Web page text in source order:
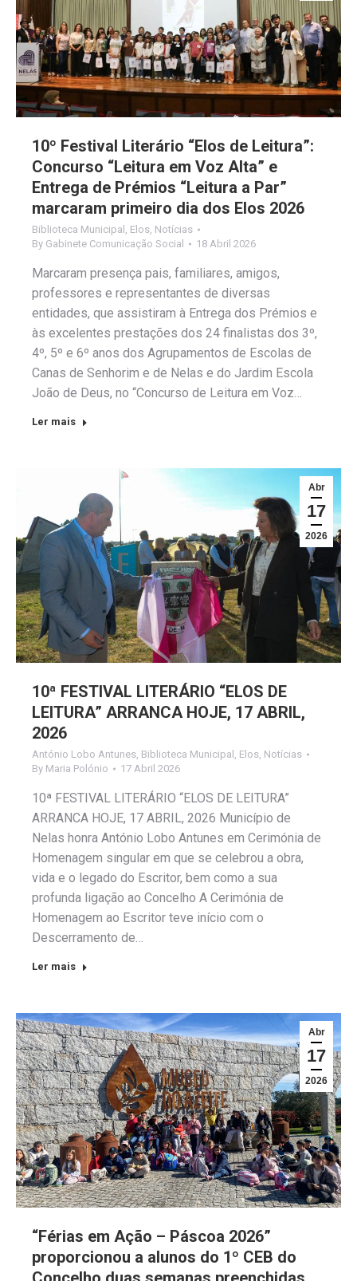
10º Festival Literário “Elos de Leitura”:
Concurso “Leitura em Voz Alta” e
Entrega de Prémios “Leitura a Par”
marcaram primeiro dia dos Elos 2026
Biblioteca Municipal Elos Notícias
By Gabinete Comunicação Social 18 Abril 2026
Marcaram presença pais, familiares, amigos,
professores e representantes de diversas
entidades, que assistiram à Entrega dos Prémios e
às excelentes prestações dos 24 finalistas dos 3º,
4º, 5º e 6º anos dos Agrupamentos de Escolas de
Canas de Senhorim e de Nelas e do Jardim Escola
João de Deus, no “Concurso de Leitura em Voz…
Ler mais
Abr
17
2026
10ª FESTIVAL LITERÁRIO “ELOS DE
LEITURA” ARRANCA HOJE, 17 ABRIL,
2026
António Lobo Antunes Biblioteca Municipal Elos Notícias
By Maria Polónio 17 Abril 2026
10ª FESTIVAL LITERÁRIO “ELOS DE LEITURA”
ARRANCA HOJE, 17 ABRIL, 2026 Município de
Nelas honra António Lobo Antunes em Cerimónia de
Homenagem singular em que se celebrou a obra,
vida e o legado do Escritor, bem como a sua
profunda ligação ao Concelho A Cerimónia de
Homenagem ao Escritor teve início com o
Descerramento de…
Ler mais
Abr
17
2026
“Férias em Ação – Páscoa 2026”
proporcionou a alunos do 1º CEB do